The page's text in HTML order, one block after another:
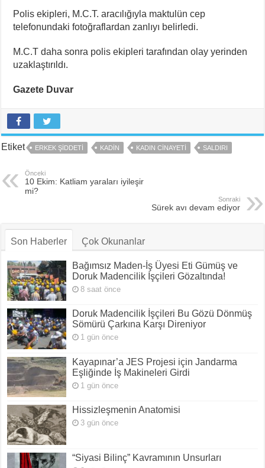
Polis ekipleri, M.C.T. aracılığıyla maktulün cep
telefonundaki fotoğraflardan zanlıyı belirledi.
M.C.T daha sonra polis ekipleri tarafından olay yerinden
uzaklaştırıldı.
Gazete Duvar
Etiket ERKEK ŞIDDETI KADIN KADIN CINAYETI SALDIRI
Önceki
10 Ekim: Katliam yaraları iyileşir
mi?
Sonraki
Sürek avı devam ediyor
Son Haberler Çok Okunanlar
Bağımsız Maden-İş Üyesi Eti Gümüş ve
Doruk Madencilik İşçileri Gözaltında!
8 saat önce
Doruk Madencilik İşçileri Bu Gözü Dönmüş
Sömürü Çarkına Karşı Direniyor
1 gün önce
Kayapınar’a JES Projesi için Jandarma
Eşliğinde İş Makineleri Girdi
1 gün önce
Hissizleşmenin Anatomisi
3 gün önce
“Siyasi Bilinç” Kavramının Unsurları